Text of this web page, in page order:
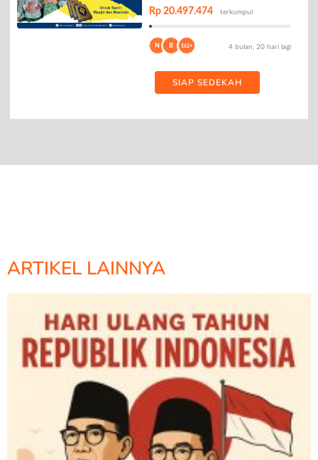
Rp 20.497.474 terkumpul
N B 162+ 4 bulan, 20 hari lagi
SIAP SEDEKAH
ARTIKEL LAINNYA